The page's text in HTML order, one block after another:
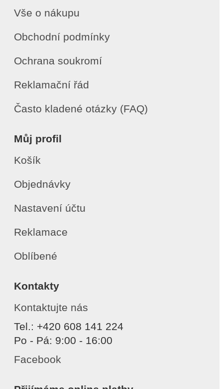
Vše o nákupu
Obchodní podmínky
Ochrana soukromí
Reklamační řád
Často kladené otázky (FAQ)
Můj profil
Košík
Objednávky
Nastavení účtu
Reklamace
Oblíbené
Kontakty
Kontaktujte nás
Tel.: +420 608 141 224
Po - Pá: 9:00 - 16:00
Facebook